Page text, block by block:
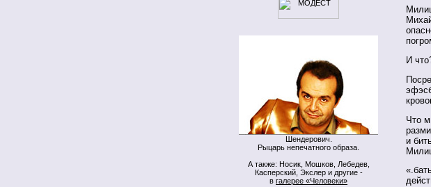
Шендерович.
Рыцарь непечатного образа.
А также: Носик, Мошков, Лебедев,
Касперский, Экслер и другие -
в галерее «Человеки»
И
Что
и